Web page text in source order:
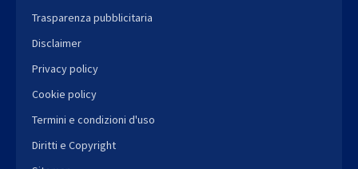
Trasparenza pubblicitaria
Disclaimer
Privacy policy
Cookie policy
Termini e condizioni d'uso
Diritti e Copyright